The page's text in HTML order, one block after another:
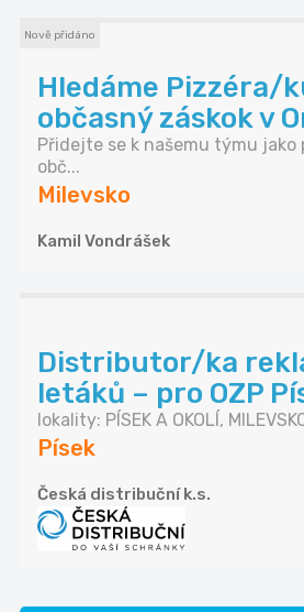
Nově přidáno
Hledáme Pizzéra/
občasný záskok v
Přidejte se k našemu týmu jako
obč...
Milevsko
Kamil Vondrášek
Distributor/ka
letáků – pro OZP
lokality: PÍSEK A OKOLÍ,
Písek
Česká distribuční k.s.